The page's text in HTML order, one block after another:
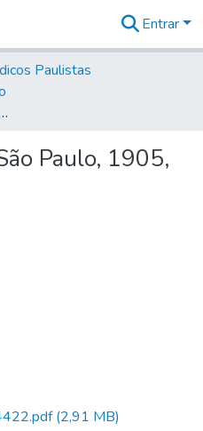
na
Entrar
Paulistas
1905, Ano XIII, n. 4422
Paulo, 1905,
(2,91 MB)